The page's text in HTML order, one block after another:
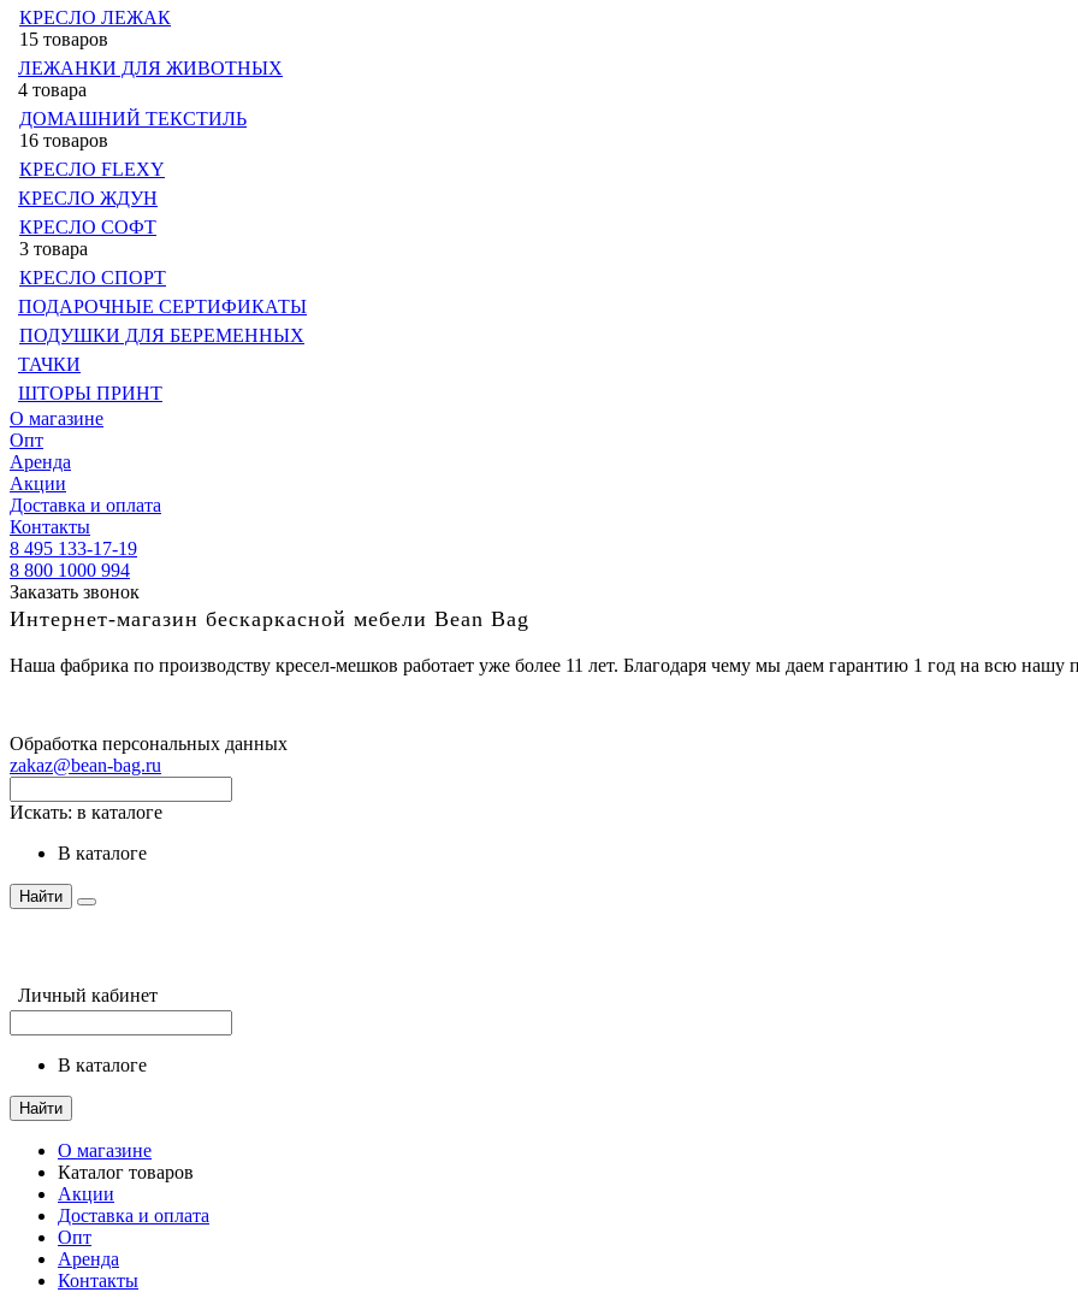
КРЕСЛО ЛЕЖАК
15 товаров
ЛЕЖАНКИ ДЛЯ ЖИВОТНЫХ
4 товара
ДОМАШНИЙ ТЕКСТИЛЬ
16 товаров
КРЕСЛО FLEXY
КРЕСЛО ЖДУН
КРЕСЛО СОФТ
3 товара
КРЕСЛО СПОРТ
ПОДАРОЧНЫЕ СЕРТИФИКАТЫ
ПОДУШКИ ДЛЯ БЕРЕМЕННЫХ
ТАЧКИ
ШТОРЫ ПРИНТ
О магазине
Опт
Аренда
Акции
Доставка и оплата
Контакты
8 495 133-17-19
8 800 1000 994
Заказать звонок
Интернет-магазин бескаркасной мебели Bean Bag
Наша фабрика по производству кресел-мешков работает уже более 11 лет. Благодаря чему мы даем гарантию 1 год на всю нашу
Обработка персональных данных
zakaz@bean-bag.ru
Искать: в каталоге
в каталоге
Найти
Личный кабинет
в каталоге
Найти
О магазине
Каталог товаров
Акции
Доставка и оплата
Опт
Аренда
Контакты